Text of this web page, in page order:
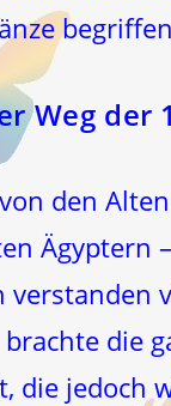
Weg der
den
Ägyptern
verstanden
die
die jedoch